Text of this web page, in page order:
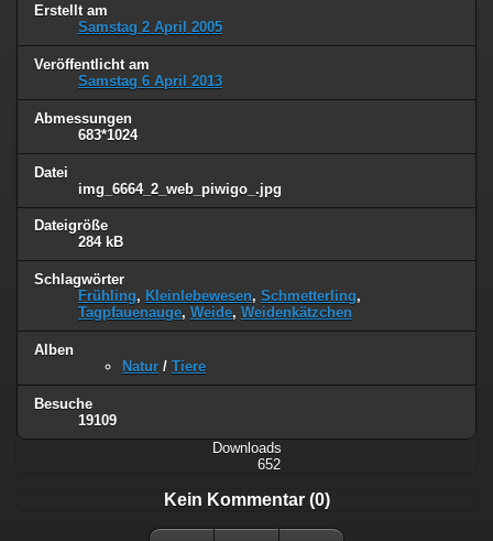
Erstellt am
Samstag 2 April 2005
Veröffentlicht am
Samstag 6 April 2013
Abmessungen
683*1024
Datei
img_6664_2_web_piwigo_.jpg
Dateigröße
284 kB
Schlagwörter
Frühling, Kleinlebewesen, Schmetterling,
Tagpfauenauge, Weide, Weidenkätzchen
Alben
Natur / Tiere
Besuche
19109
Downloads
652
Kein Kommentar (0)